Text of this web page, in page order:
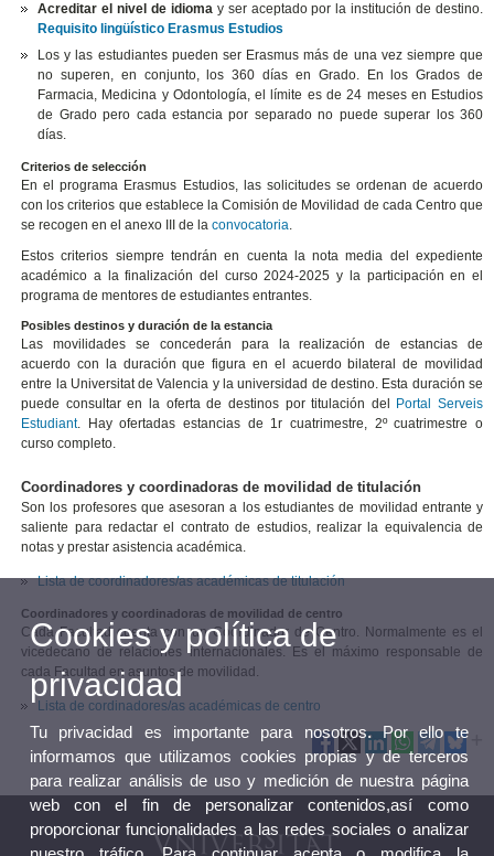
Acreditar el nivel de idiomay ser aceptado por la institución de destino.
Requisito lingüístico Erasmus Estudios
Los y las estudiantes pueden ser Erasmus más de una vez siempre que
no superen, en conjunto, los 360 días en Grado. En los Grados de
Farmacia, Medicina y Odontología, el límite es de 24 meses en Estudios
de Grado pero cada estancia por separado no puede superar los 360
días.
Criterios de selección
En el programa Erasmus Estudios, las solicitudes se ordenan de acuerdo
con los criterios que establece la Comisión de Movilidad de cada Centro que
se recogen en el anexo III de la convocatoria.
Estos criterios siempre tendrán en cuenta la nota media del expediente
académico a la finalización del curso 2024-2025 y la participación en el
programa de mentores de estudiantes entrantes.
Posibles destinos y duración de la estancia
Las movilidades se concederán para la realización de estancias de
acuerdo con la duración que figura en el acuerdo bilateral de movilidad
entre la Universitat de Valencia y la universidad de destino. Esta duración se
puede consultar en la oferta de destinos por titulación del
Portal Serveis
Estudiant. Hay ofertadas estancias de 1r cuatrimestre, 2º cuatrimestre o
curso completo.
Coordinadores y coordinadoras de movilidad de titulación
Son los profesores que asesoran a los estudiantes de movilidad entrante y
saliente para redactar el contrato de estudios, realizar la equivalencia de
notas y prestar asistencia académica.
Lista de coordinadores/as académicas de titulación
Coordinadores y coordinadoras de movilidad de centro
Cada Facultad cuenta con un Coordinador de Centro. Normalmente es el
vicedecano de relaciones internacionales. Es el máximo responsable de
cada Facultad en asuntos de movilidad.
Lista de cordinadores/as académicas de centro
Cookies y política de
privacidad
Tu privacidad es importante para nosotros. Por ello te
informamos que utilizamos cookies propias y de terceros
para realizar análisis de uso y medición de nuestra página
web con el fin de personalizar contenidos,así como
proporcionar funcionalidades a las redes sociales o analizar